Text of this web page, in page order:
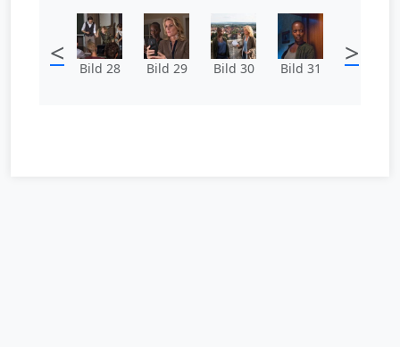
< Bild 28 Bild 29 Bild 30 Bild 31 >